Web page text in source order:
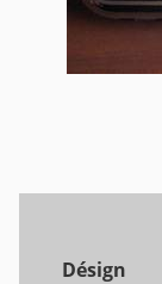
Désign